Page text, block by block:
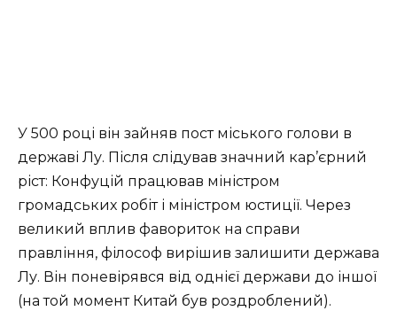
У 500 році він зайняв пост міського голови в
державі Лу. Після слідував значний кар’єрний
ріст: Конфуцій працював міністром
громадських робіт і міністром юстиції. Через
великий вплив фавориток на справи
правління, філософ вирішив залишити держава
Лу. Він поневірявся від однієї держави до іншої
(на той момент Китай був роздроблений).